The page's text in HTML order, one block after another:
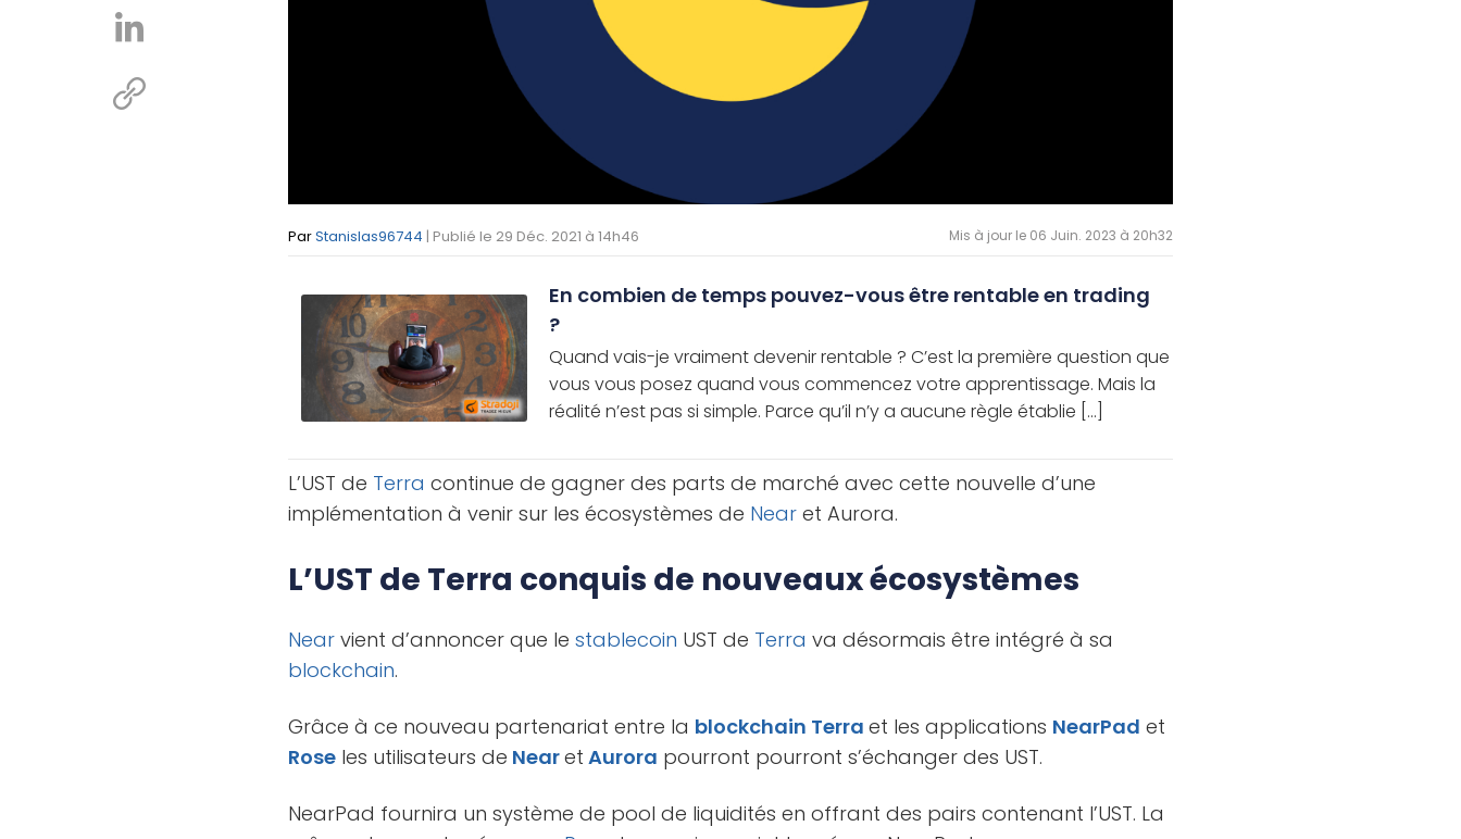
ParStanislas96744 | Publié le 29 Déc. 2021 à 14h46 Mis à jour le 06 Juin. 2023 à 20h32
En combien de temps pouvez-vous être rentable en trading
?
Quand vais-je vraiment devenir rentable ? C’est la première question que
vous vous posez quand vous commencez votre apprentissage. Mais la
réalité n’est pas si simple. Parce qu’il n’y a aucune règle établie [...]
L’UST de Terra continue de gagner des parts de marché avec cette nouvelle d’une
implémentation à venir sur les écosystèmes de Near et Aurora.
L’UST de Terra conquis de nouveaux écosystèmes
Near vient d’annoncer que lestablecoin UST de Terra va désormais être intégré à sa
blockchain.
Grâce à ce nouveau partenariat entre la blockchain Terra et les applications NearPad et
Rose les utilisateurs de Nearet Aurora pourront pourront s’échanger des UST.
NearPad fournira un système de pool de liquidités en offrant des pairs contenant l’UST. La